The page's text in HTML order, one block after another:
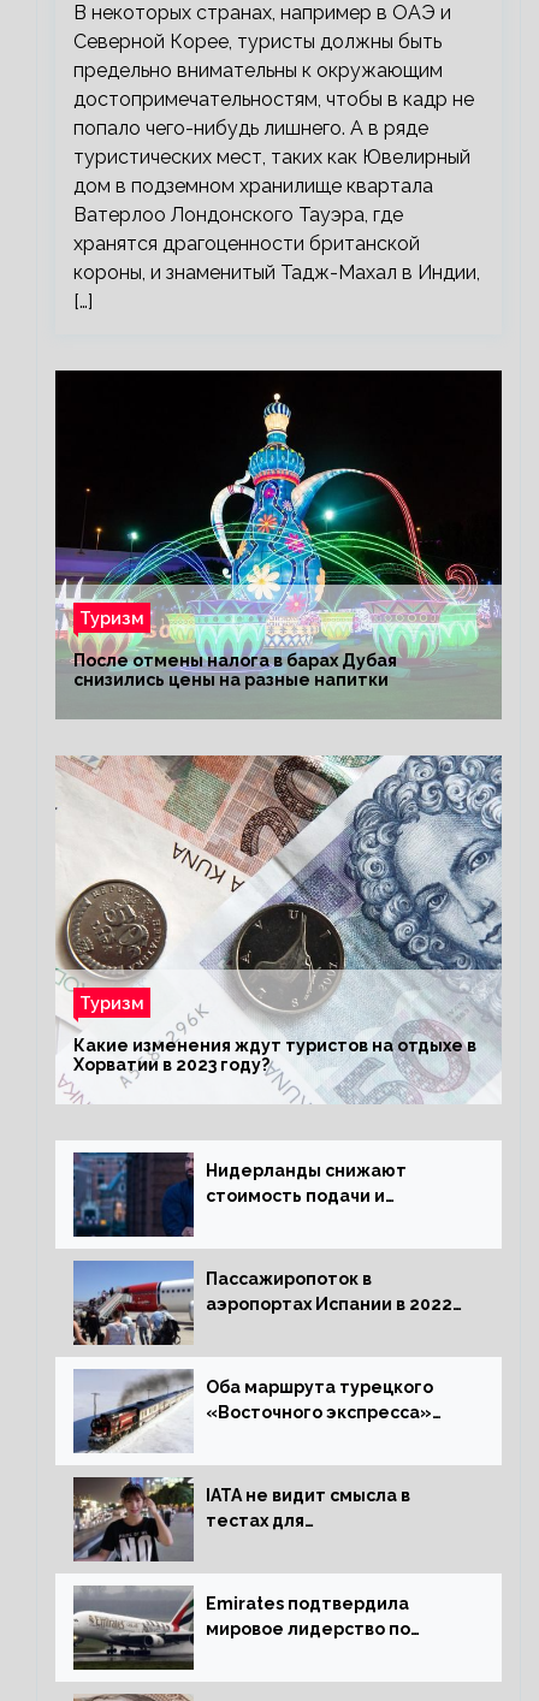
В некоторых странах, например в ОАЭ и
Северной Корее, туристы должны быть
предельно внимательны к окружающим
достопримечательностям, чтобы в кадр не
попало чего-нибудь лишнего. А в ряде
туристических мест, таких как Ювелирный
дом в подземном хранилище квартала
Ватерлоо Лондонского Тауэра, где
хранятся драгоценности британской
короны, и знаменитый Тадж-Махал в Индии,
[…]
Туризм
После отмены налога в барах Дубая
снизились цены на разные напитки
Туризм
Какие изменения ждут туристов на отдыхе в
Хорватии в 2023 году?
Нидерланды снижают
стоимость подачи и
жительство
Пассажиропоток в
аэропортах Испании в 2022
процентов
Оба маршрута турецкого
«Восточного экспресса»
IATA не видит смысла в
тестах для
Emirates подтвердила
мировое лидерство по